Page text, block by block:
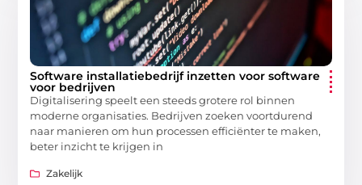
Software installatiebedrijf inzetten voor software
voor bedrijven
Digitalisering speelt een steeds grotere rol binnen
moderne organisaties. Bedrijven zoeken voortdurend
naar manieren om hun processen efficiënter te maken,
beter inzicht te krijgen in
Zakelijk